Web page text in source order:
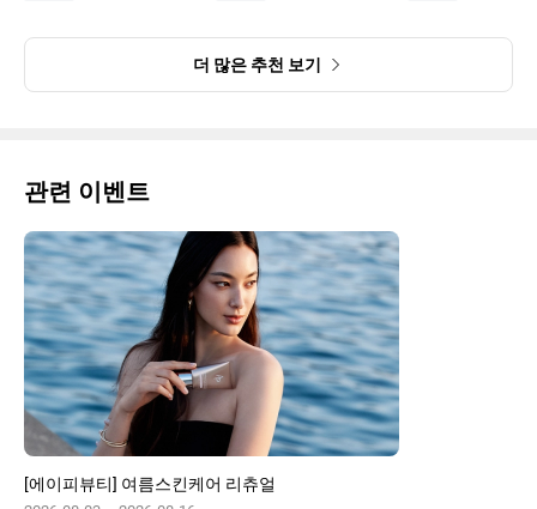
더 많은 추천 보기
관련 이벤트
[에이피뷰티] 여름스킨케어 리츄얼